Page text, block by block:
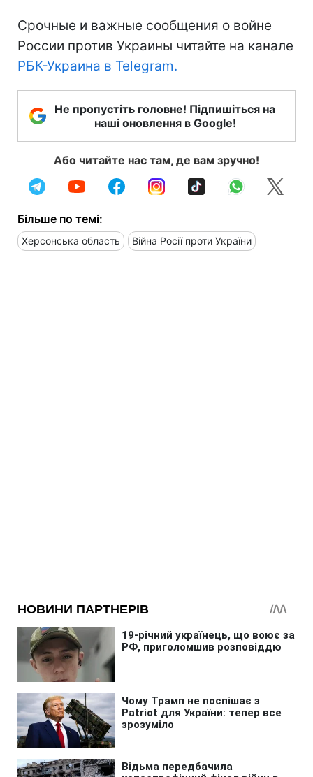
Срочные и важные сообщения о войне
России против Украины читайте на канале
РБК-Украина в Telegram.
Не пропустіть головне! Підпишіться на
наші оновлення в Google!
Або читайте нас там, де вам зручно!
Більше по темі:
Херсонська область Війна Росії проти України